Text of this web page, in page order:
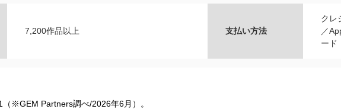
7,200作品以上 支払い方法
クレ
／
ード
（※GEM Partners調べ/2026年6⽉）。